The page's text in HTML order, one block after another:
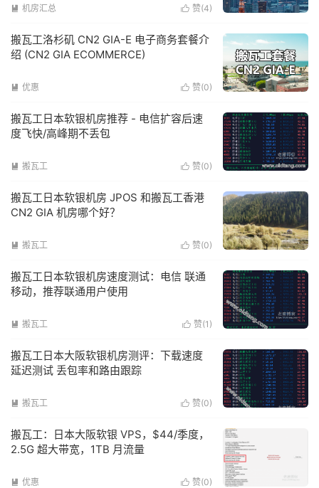
 赞(4)
 机房汇总
搬瓦工洛杉矶 CN2 GIA-E 电子商务套餐介
绍 (CN2 GIA ECOMMERCE)
 赞(0)
 优惠
搬瓦工日本软银机房推荐 - 电信扩容后速
度飞快/高峰期不丢包
 赞(0)
 搬瓦工
搬瓦工日本软银机房 JPOS 和搬瓦工香港
CN2 GIA 机房哪个好？
 赞(0)
 搬瓦工
搬瓦工日本软银机房速度测试：电信 联通
移动，推荐联通用户使用
 赞(1 )
 搬瓦工
搬瓦工日本大阪软银机房测评：下载速度
延迟测试 丢包率和路由跟踪
 赞(0)
 搬瓦工
搬瓦工：日本大阪软银 VPS，$44/季度，
2.5G 超大带宽，1TB 月流量
 赞(0)
 优惠